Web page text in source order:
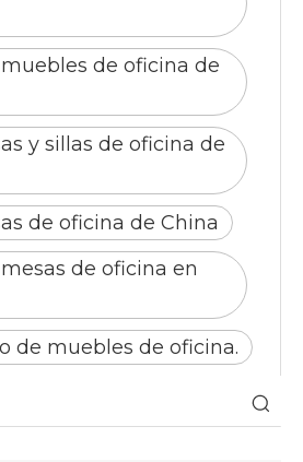
de oficina de
y sillas de oficina de
de oficina de China
de oficina en
de muebles de oficina.